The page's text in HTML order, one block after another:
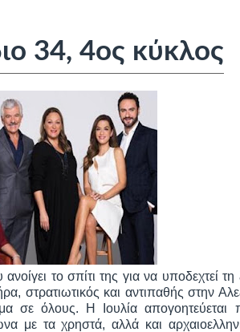
34, 4ος κύκλος
το σπίτι της για να υποδεχτεί
στρατιωτικός και αντιπαθής στην
σε όλους. Η Ιουλία
με τα χρηστά, αλλά και